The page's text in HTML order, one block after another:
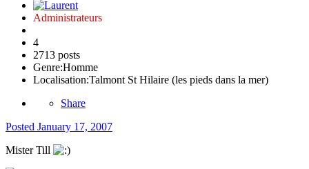
Administrateurs
4
2713 posts
Genre:Homme
Localisation:Talmont St Hilaire (les pieds dans la mer)
Share
Posted January 17, 2007
Mister Till